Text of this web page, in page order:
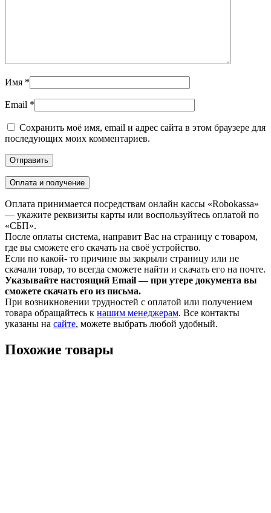
Имя *
Email *
Сохранить моё имя, email и адрес сайта в этом браузере для
последующих моих комментариев.
Оплата и получение
Оплата принимается посредствам онлайн кассы «Robokassa»
— укажите реквизиты карты или воспользуйтесь оплатой по
«СБП».
После оплаты система, направит Вас на страницу с товаром,
где вы сможете его скачать на своё устройство.
Если по какой- то причине вы закрыли страницу или не
скачали товар, то всегда сможете найти и скачать его на почте.
Указывайте настоящий Email — при утере документа вы
сможете скачать его из письма.
При возникновении трудностей с оплатой или получением
товара обращайтесь к нашим менеджерам. Все контакты
указаны на сайте, можете выбрать любой удобный.
Похожие товары